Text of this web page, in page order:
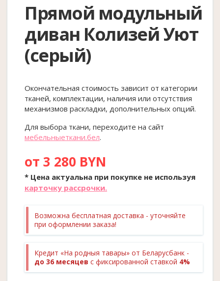
Прямой модульный
диван Колизей Уют
(серый)
Окончательная стоимость зависит от категории
тканей, комплектации, наличия или отсутствия
механизмов раскладки, дополнительных опций.
Для выбора ткани, переходите на сайт
мебельныеткани.бел.
от 3 280 BYN
* Цена актуальна при покупке не используя
карточку рассрочки.
Возможна бесплатная доставка - уточняйте
при оформлении заказа!
Кредит «На родныя тавары» от Беларусбанк -
до 36 месяцев с фиксированной ставкой 4%